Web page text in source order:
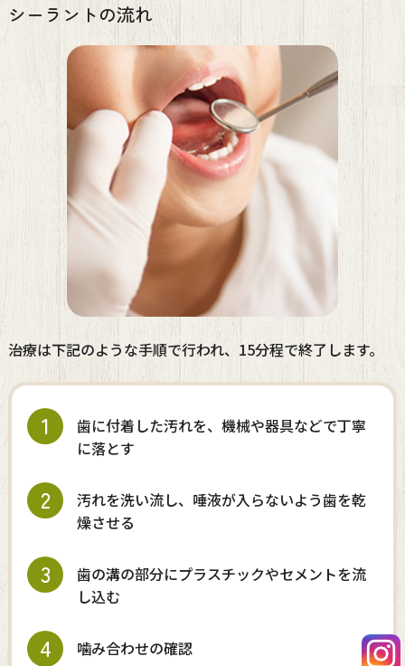
シーラントの流れ
治療は下記のような手順で行われ、15分程で終了します。
1
歯に付着した汚れを、機械や器具などで丁寧
に落とす
2
汚れを洗い流し、唾液が入らないよう歯を乾
燥させる
3
歯の溝の部分にプラスチックやセメントを流
し込む
4 噛み合わせの確認